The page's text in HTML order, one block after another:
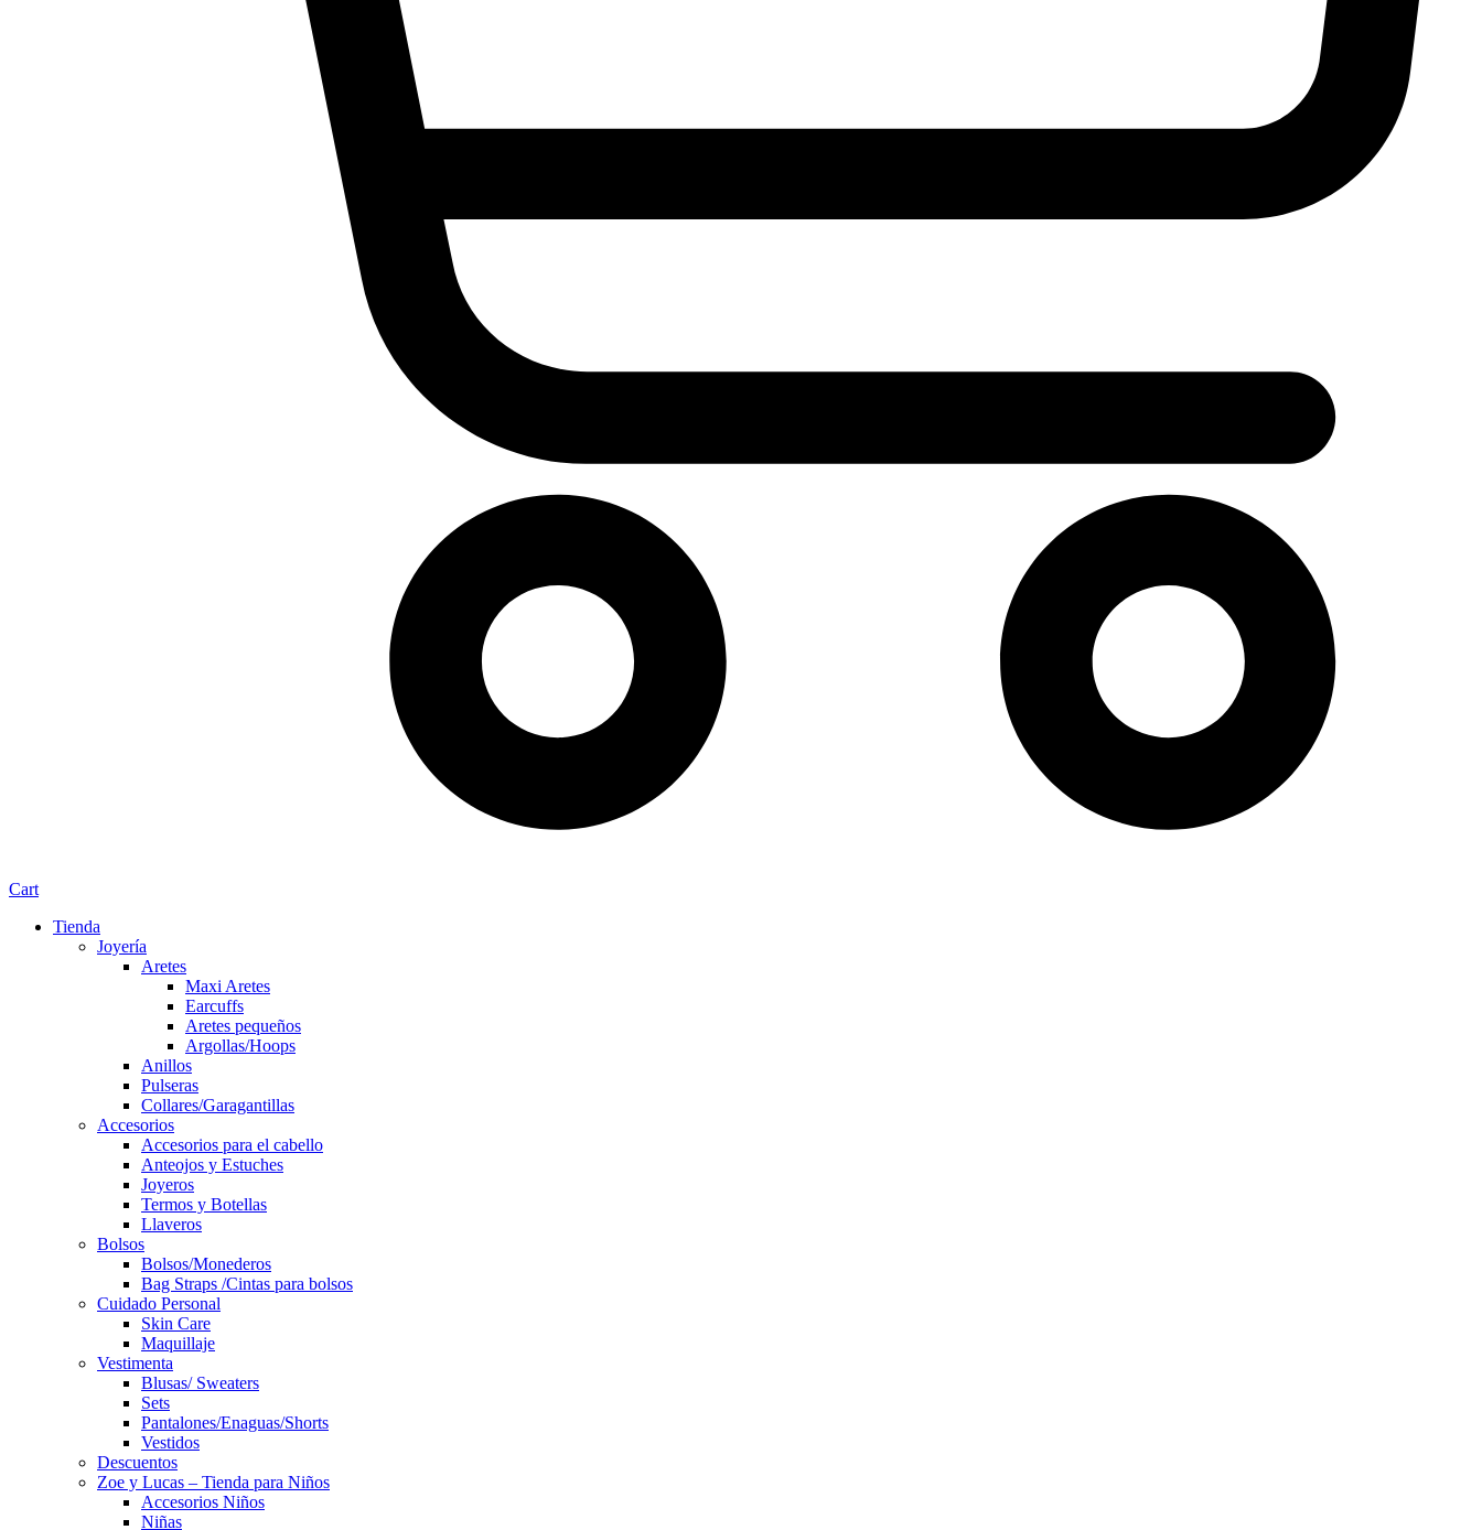
Cart
Tienda
Joyería
Aretes
Maxi Aretes
Earcuffs
Aretes pequeños
Argollas/Hoops
Anillos
Pulseras
Collares/Garagantillas
Accesorios
Accesorios para el cabello
Anteojos y Estuches
Joyeros
Termos y Botellas
Llaveros
Bolsos
Bolsos/Monederos
Bag Straps /Cintas para bolsos
Cuidado Personal
Skin Care
Maquillaje
Vestimenta
Blusas/ Sweaters
Sets
Pantalones/Enaguas/Shorts
Vestidos
Descuentos
Zoe y Lucas – Tienda para Niños
Accesorios Niños
Niñas